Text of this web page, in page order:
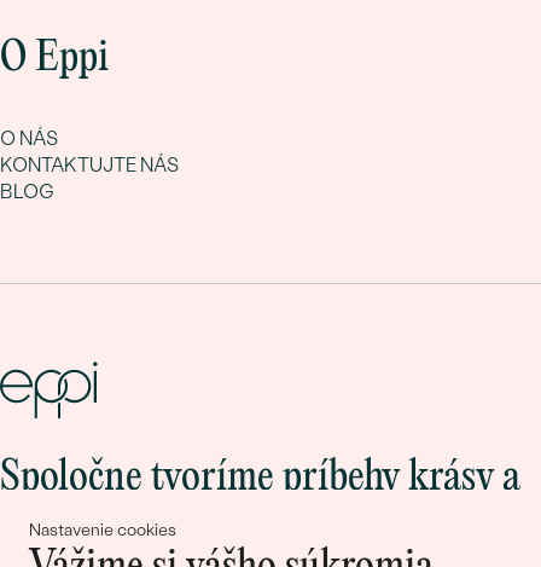
Nastavenie cookies
O Eppi
O NÁS
KONTAKTUJTE NÁS
BLOG
Spoločne tvoríme príbehy krásy a
lásky